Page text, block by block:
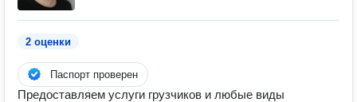
2 оценки
Паспорт проверен
Предоставляем услуги грузчиков и любые виды